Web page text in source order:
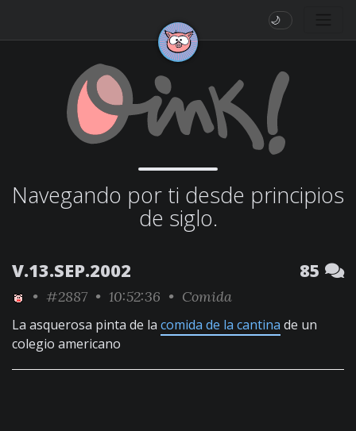
🌙
Navegando por ti desde principios
de siglo.
V.13.SEP.2002 85
• #2887 • 10:52:36 • Comida
La asquerosa pinta de la comida de la cantina de un
colegio americano